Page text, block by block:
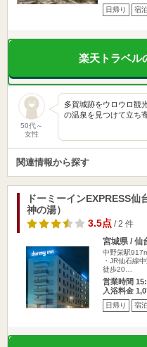
日帰り 宿
楽天トラベル
50代～
女性
多賀城跡をウロウロ観
の温泉を見つけて立ち
関連情報から探す
ドーミーインEXPRESS
神の湯）
3.5点/ 2 件
宮城県 / 仙
中野栄駅
・JR仙石線
徒歩20…
営業時間
入浴料金
日帰り 宿